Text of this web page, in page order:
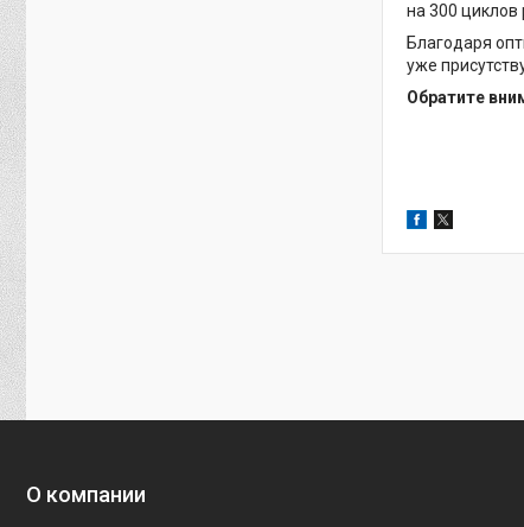
на 300
Благодаря
уже
Обратите
О компании